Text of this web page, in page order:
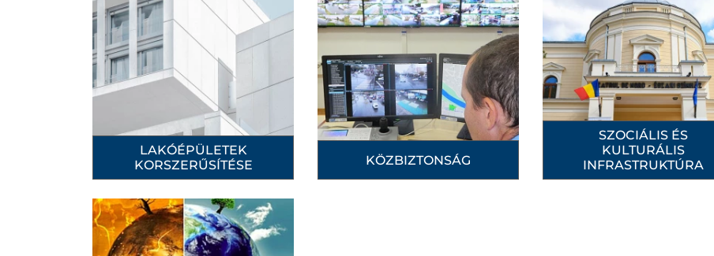
LAKÓÉPÜLETEK
KORSZERŰSÍTÉSE
KÖZBIZTONSÁG
SZOCIÁLIS ÉS
KULTURÁLIS
INFRASTRUKTÚRA